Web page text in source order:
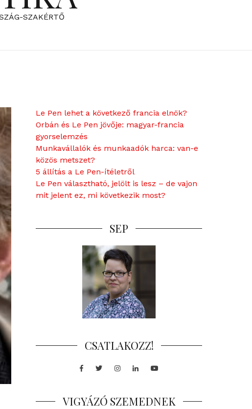
SZAKÉRTŐ
Le Pen lehet a következő francia elnök?
Orbán és Le Pen jövője: magyar-francia
gyorselemzés
Munkavállalók és munkaadók harca: van-e
közös metszet?
5 állítás a Le Pen-ítéletről
Le Pen választható, jelölt is lesz – de vajon
mit jelent ez, mi következik most?
SEP
CSATLAKOZZ!
Facebook
TwitterInstagram
LinkedInYoutube
VIGYÁZÓ SZEMEDNEK